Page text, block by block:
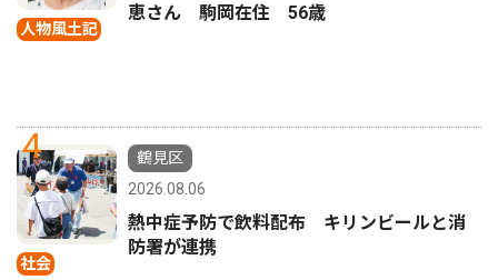
人物風土記
恵さん 駒岡在住 56歳
4
社会
鶴見区
2026.08.06
熱中症予防で飲料配布 キリンビールと消
防署が連携